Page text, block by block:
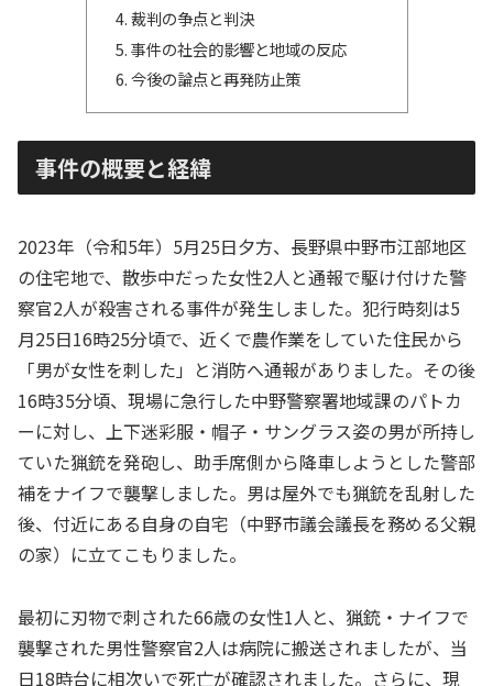
裁判の争点と判決
事件の社会的影響と地域の反応
今後の論点と再発防止策
事件の概要と経緯
2023年（令和5年）5月25日夕方、長野県中野市江部地区
の住宅地で、散歩中だった女性2人と通報で駆け付けた警
察官2人が殺害される事件が発生しました。犯行時刻は5
月25日16時25分頃で、近くで農作業をしていた住民から
「男が女性を刺した」と消防へ通報がありました。その後
16時35分頃、現場に急行した中野警察署地域課のパトカ
ーに対し、上下迷彩服・帽子・サングラス姿の男が所持し
ていた猟銃を発砲し、助手席側から降車しようとした警部
補をナイフで襲撃しました。男は屋外でも猟銃を乱射した
後、付近にある自身の自宅（中野市議会議長を務める父親
の家）に立てこもりました。
最初に刃物で刺された66歳の女性1人と、猟銃・ナイフで
襲撃された男性警察官2人は病院に搬送されましたが、当
日18時台に相次いで死亡が確認されました。さらに、現